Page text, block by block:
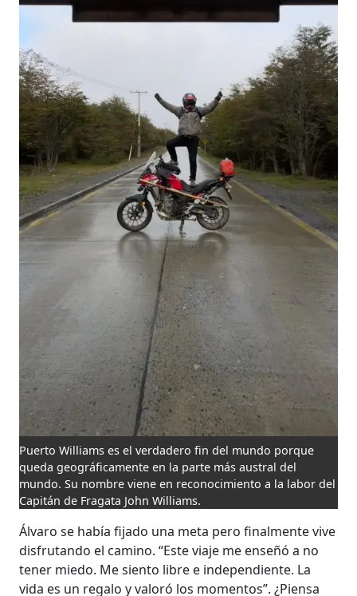
Puerto Williams es el verdadero fin del mundo porque
queda geográficamente en la parte más austral del
mundo. Su nombre viene en reconocimiento a la labor del
Capitán de Fragata John Williams.
Álvaro se había fijado una meta pero finalmente vive
disfrutando el camino. “Este viaje me enseñó a no
tener miedo. Me siento libre e independiente. La
vida es un regalo y valoró los momentos”. ¿Piensa